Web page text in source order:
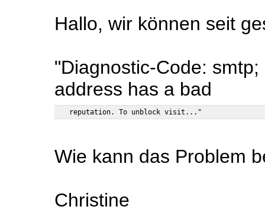
Hallo, wir können seit
"Diagnostic-Code:
address has a bad
Wie kann das Problem
Christine